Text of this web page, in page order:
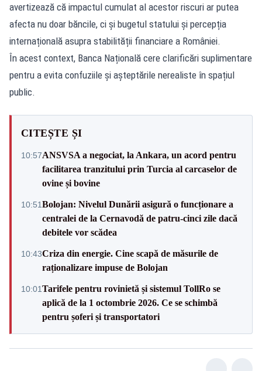
avertizează că impactul cumulat al acestor riscuri ar putea
afecta nu doar băncile, ci și bugetul statului și percepția
internațională asupra stabilității financiare a României.
În acest context, Banca Națională cere clarificări suplimentare
pentru a evita confuziile și așteptările nerealiste în spațiul
public.
CITEȘTE ȘI
10:57ANSVSA a negociat, la Ankara, un acord pentru
facilitarea tranzitului prin Turcia al carcaselor de
ovine și bovine
10:51Bolojan: Nivelul Dunării asigură o funcționare a
centralei de la Cernavodă de patru-cinci zile dacă
debitele vor scădea
10:43Criza din energie. Cine scapă de măsurile de
raționalizare impuse de Bolojan
10:01Tarifele pentru rovinietă și sistemul TollRo se
aplică de la 1 octombrie 2026. Ce se schimbă
pentru șoferi și transportatori